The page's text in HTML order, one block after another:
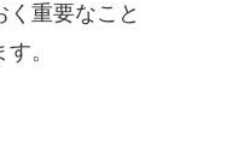
重要なこと
。